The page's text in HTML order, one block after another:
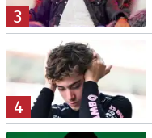
3
4